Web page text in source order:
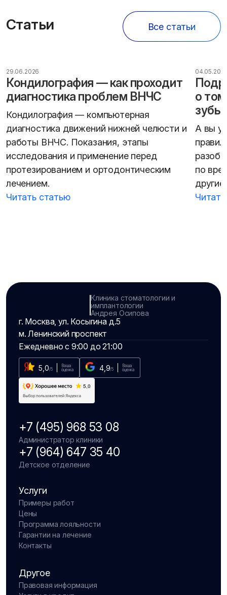
Статьи Все статьи
29.06.2026
Кондилография — как проходит
диагностика проблем ВНЧС
Кондилография — компьютерная
диагностика движений нижней челюсти и
работы ВНЧС. Показания, этапы
исследования и применение перед
протезированием и ортодонтическим
лечением.
Читать статью
о
зубы
А вы
по
Клиника стоматологии и
имплантологии
Андрея Осипова
г. Москва, ул. Косыгина д.5
м. Ленинский проспект
Ежедневно с 9:00 до 21:00
5,0/5
Ваша
оценка
4,9/5
Ваша
оценка
+7 (495) 968 53 08
Администратор клиники
+7 (964) 647 35 40
Детское отделение
Услуги
Примеры работ
Цены
Программа лояльности
Гарантии на лечение
Контакты
Другое
Правовая информация